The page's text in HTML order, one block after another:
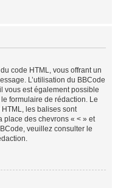
code HTML, vous offrant un
L’utilisation du BBCode
vous est également possible
formulaire de rédaction. Le
les balises sont
place des chevrons « < » et
veuillez consulter le